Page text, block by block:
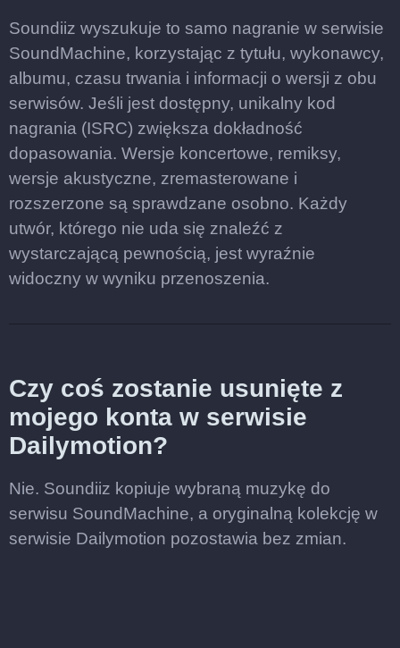
Soundiiz wyszukuje to samo nagranie w serwisie
SoundMachine, korzystając z tytułu, wykonawcy,
albumu, czasu trwania i informacji o wersji z obu
serwisów. Jeśli jest dostępny, unikalny kod
nagrania (ISRC) zwiększa dokładność
dopasowania. Wersje koncertowe, remiksy,
wersje akustyczne, zremasterowane i
rozszerzone są sprawdzane osobno. Każdy
utwór, którego nie uda się znaleźć z
wystarczającą pewnością, jest wyraźnie
widoczny w wyniku przenoszenia.
Czy coś zostanie usunięte z
mojego konta w serwisie
Dailymotion?
Nie. Soundiiz kopiuje wybraną muzykę do
serwisu SoundMachine, a oryginalną kolekcję w
serwisie Dailymotion pozostawia bez zmian.